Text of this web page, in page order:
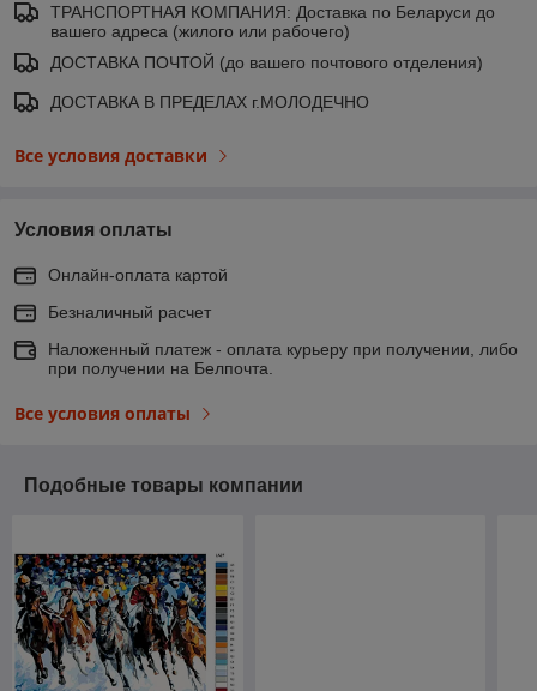
ТРАНСПОРТНАЯ КОМПАНИЯ: Доставка по Беларуси до
вашего адреса (жилого или рабочего)
ДОСТАВКА ПОЧТОЙ (до вашего почтового отделения)
ДОСТАВКА В ПРЕДЕЛАХ г.МОЛОДЕЧНО
Все условия доставки
Условия оплаты
Онлайн-оплата картой
Безналичный расчет
Наложенный платеж - оплата курьеру при получении, либо
при получении на Белпочта.
Все условия оплаты
Подобные товары компании